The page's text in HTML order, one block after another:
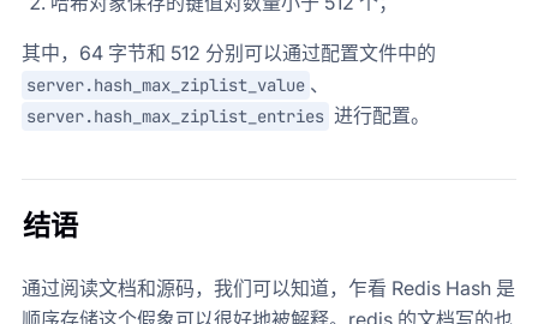
其中，64 字节和 512 分别可以通过配置文件中的
server.hash_max_ziplist_value 、
server.hash_max_ziplist_entries 进行配置。
结语
通过阅读文档和源码，我们可以知道，乍看 Redis Hash 是